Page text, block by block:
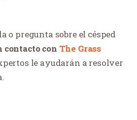
o pregunta sobre el césped
contacto con The Grass
le ayudarán a resolver